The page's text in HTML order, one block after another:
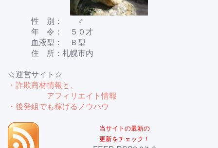
性 別： ♂
年 令： ５０才
血液型： Ｂ型
住 所：札幌市内
☆運営サイト☆
・詐欺商材情報と、
アフィリエイト情報
・後発組でも稼げるノウハウ
当サイトの最新の
更新をチェック！